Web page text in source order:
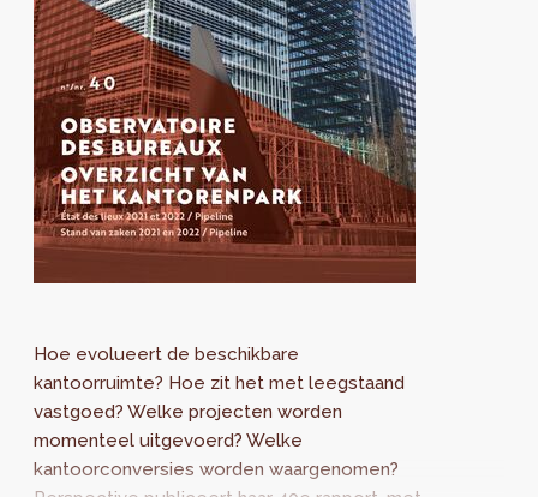
Hoe evolueert de beschikbare
kantoorruimte? Hoe zit het met leegstaand
vastgoed? Welke projecten worden
momenteel uitgevoerd? Welke
kantoorconversies worden waargenomen?